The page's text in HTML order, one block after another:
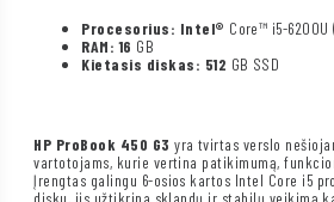
Procesorius: Intel® Core™ i5-6200U
RAM: 16 GB
Kietasis diskas: 512 GB SSD
HP ProBook 450 G3 yra tvirtas verslo
vartotojams, kurie vertina patikimumą,
Įrengtas galingu 6-osios kartos Intel Core i5
disku, jis užtikrina sklandų ir stabilų veikimą